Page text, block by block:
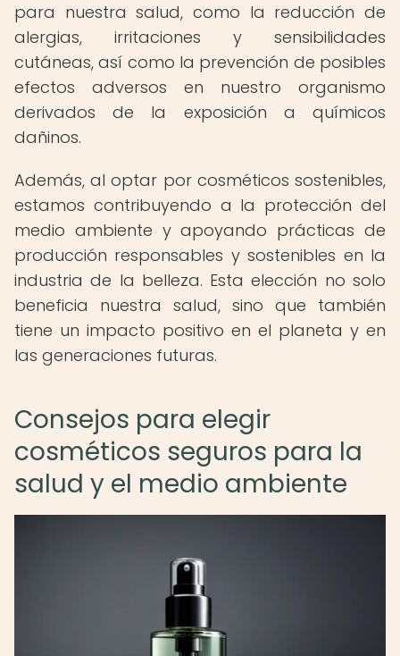
para nuestra salud, como la reducción de
alergias, irritaciones y sensibilidades
cutáneas, así como la prevención de posibles
efectos adversos en nuestro organismo
derivados de la exposición a químicos
dañinos.
Además, al optar por cosméticos sostenibles,
estamos contribuyendo a la protección del
medio ambiente y apoyando prácticas de
producción responsables y sostenibles en la
industria de la belleza. Esta elección no solo
beneficia nuestra salud, sino que también
tiene un impacto positivo en el planeta y en
las generaciones futuras.
Consejos para elegir
cosméticos seguros para la
salud y el medio ambiente